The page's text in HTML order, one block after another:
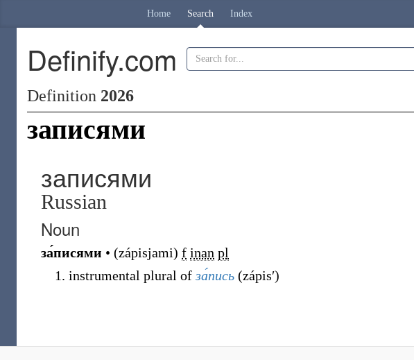
Home Search Index
Definify.com
Definition 2026
записями
записями
Russian
Noun
за́писями • (zápisjami) f inan pl
instrumental plural ofза́пись (zápisʹ)